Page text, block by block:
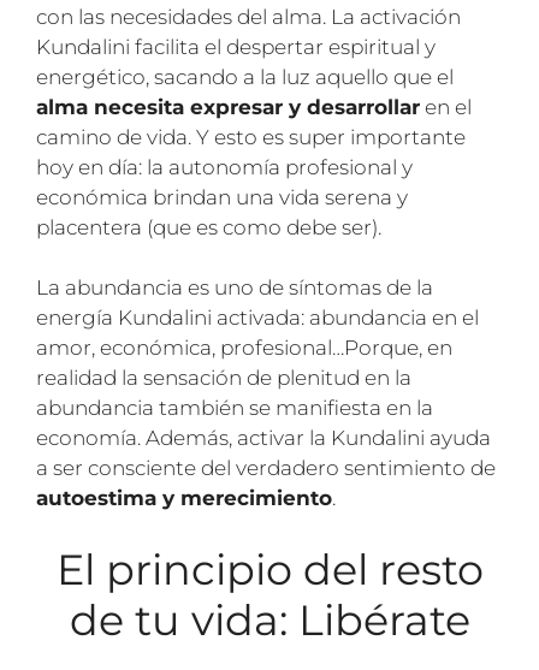
con las necesidades del alma. La activación
Kundalini facilita el despertar espiritual y
energético, sacando a la luz aquello que el
alma necesita expresar y desarrollar en el
camino de vida. Y esto es super importante
hoy en día: la autonomía profesional y
económica brindan una vida serena y
placentera (que es como debe ser).
La abundancia es uno de síntomas de la
energía Kundalini activada: abundancia en el
amor, económica, profesional…Porque, en
realidad la sensación de plenitud en la
abundancia también se manifiesta en la
economía. Además, activar la Kundalini ayuda
a ser consciente del verdadero sentimiento de
autoestima y merecimiento.
El principio del resto
de tu vida: Libérate